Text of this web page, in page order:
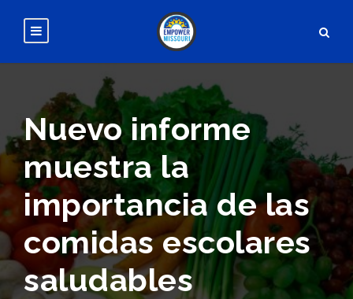
Nuevo informe
muestra la
importancia de las
comidas escolares
saludables